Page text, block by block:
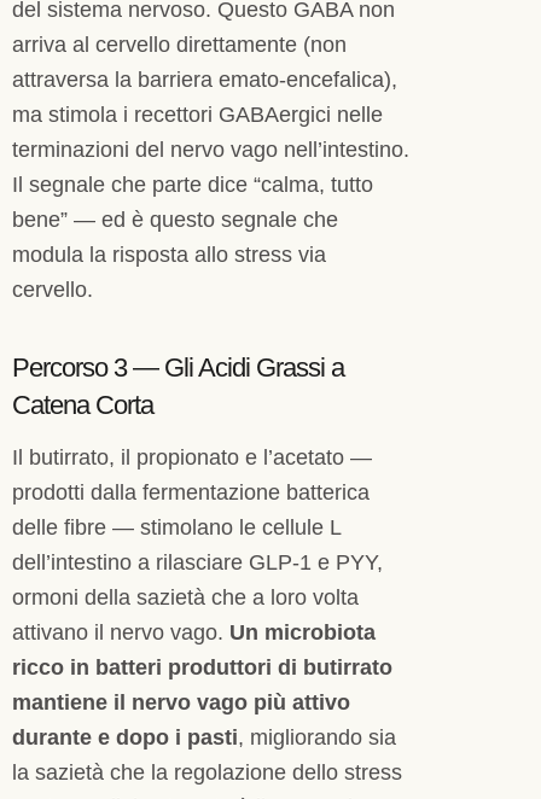
del sistema nervoso. Questo GABA non
arriva al cervello direttamente (non
attraversa la barriera emato-encefalica),
ma stimola i recettori GABAergici nelle
terminazioni del nervo vago nell’intestino.
Il segnale che parte dice “calma, tutto
bene” — ed è questo segnale che
modula la risposta allo stress via
cervello.
Percorso 3 — Gli Acidi Grassi a
Catena Corta
Il butirrato, il propionato e l’acetato —
prodotti dalla fermentazione batterica
delle fibre — stimolano le cellule L
dell’intestino a rilasciare GLP-1 e PYY,
ormoni della sazietà che a loro volta
attivano il nervo vago. Un microbiota
ricco in batteri produttori di butirrato
mantiene il nervo vago più attivo
durante e dopo i pasti, migliorando sia
la sazietà che la regolazione dello stress